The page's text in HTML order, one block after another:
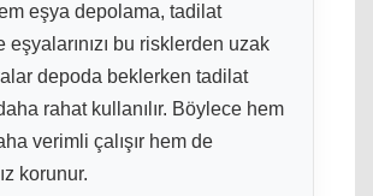
eşya depolama, tadilat
eşyalarınızı bu risklerden uzak
depoda beklerken tadilat
rahat kullanılır. Böylece hem
verimli çalışır hem de
korunur.